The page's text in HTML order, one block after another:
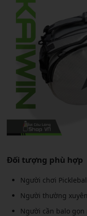
Đối tượng phù hợp
Người chơi
Người thường
Người cần balo gọn